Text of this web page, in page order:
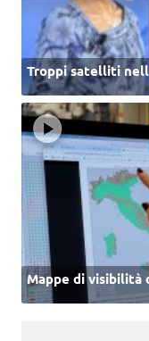
Troppi satelliti
Mappe di visibilità